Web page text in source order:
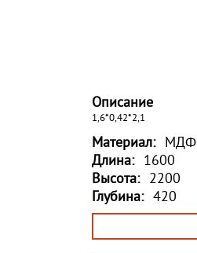
Описание
1,6*0,42*2,1
Материал: МДФ
Длина: 1600
Высота: 2200
Глубина: 420